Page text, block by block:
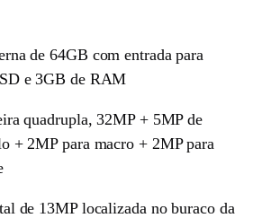
de 64GB com entrada para
e 3GB de RAM
quadrupla, 32MP + 5MP de
+ 2MP para macro + 2MP para
de 13MP localizada no buraco da